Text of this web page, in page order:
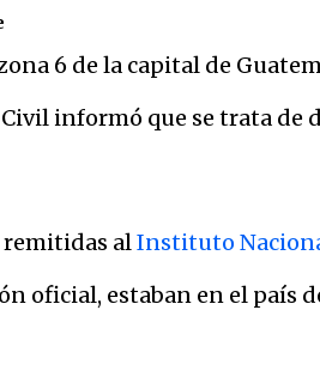
6 de la capital de
informó que se trata de
remitidas alInstituto
oficial, estaban en el país